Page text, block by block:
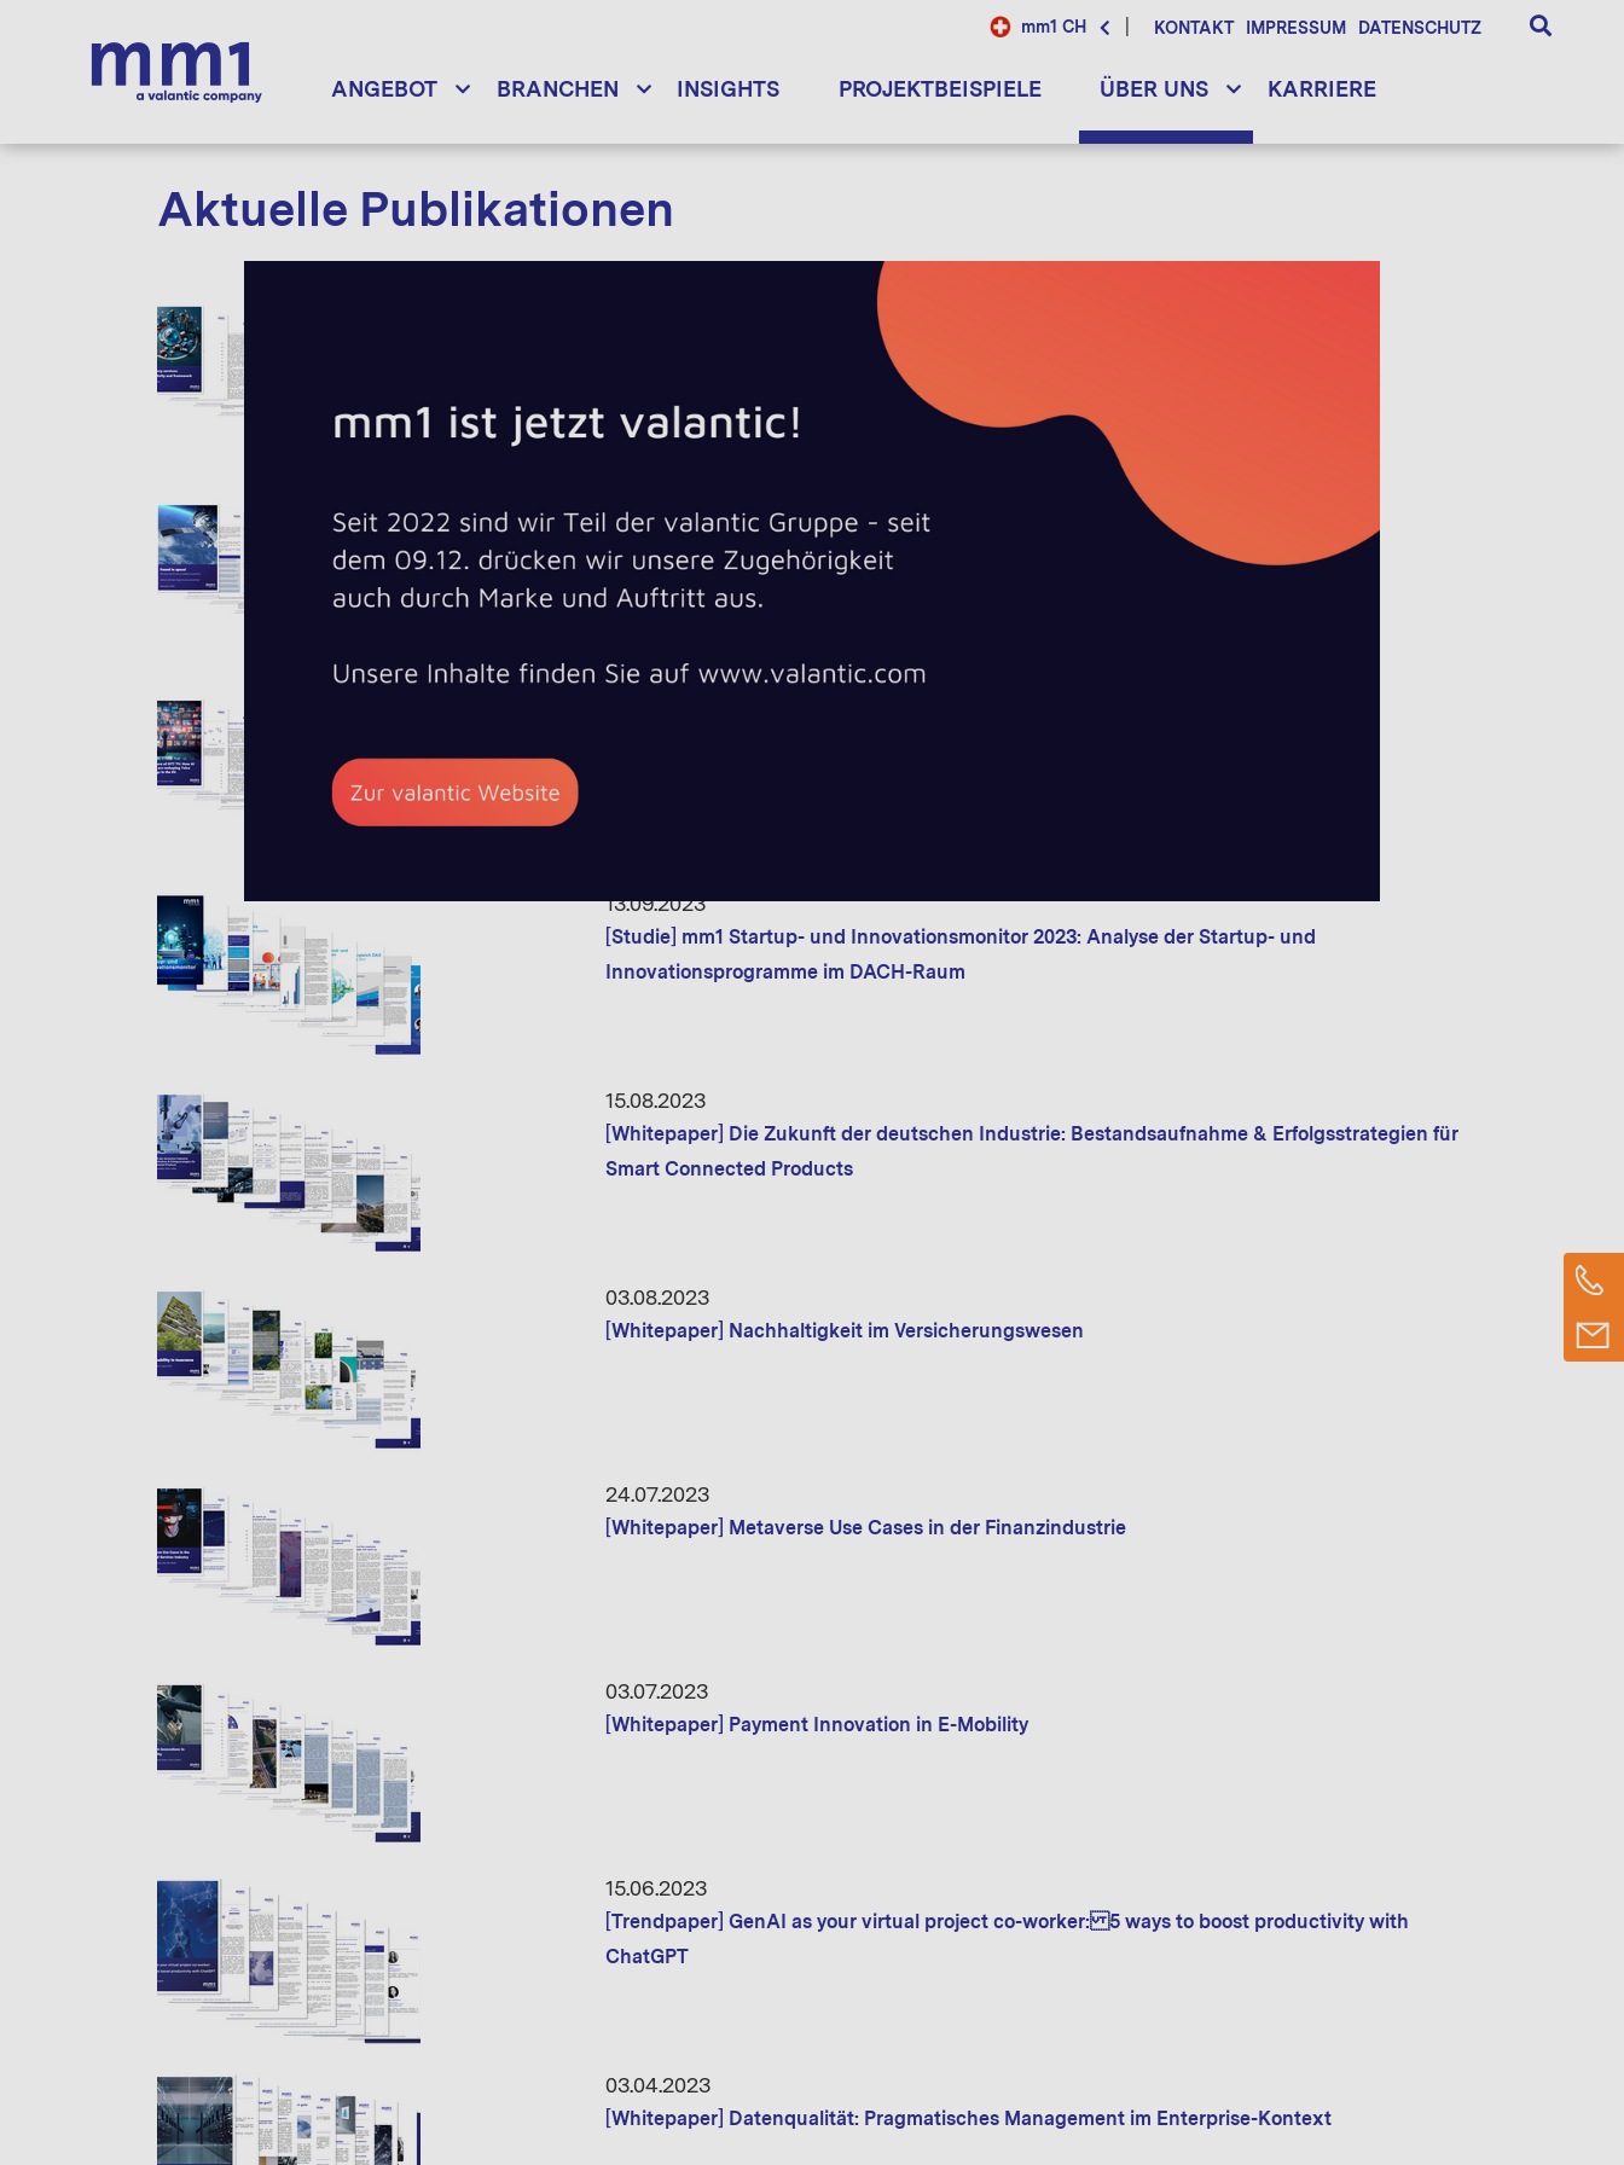
ANGEBOT BRANCHEN INSIGHTS PROJEKTBEISPIELE ÜBER UNS KARRIERE
mm1 CH KONTAKT IMPRESSUM DATENSCHUTZ
Aktuelle Publikationen
[Whitepaper] Emergency Services: Connectivity and framework
23.11.2023
[Whitepaper] Found in Space! - The why, how & what of satellite connectivity
13.09.2023
[Studie] mm1 Startup- und Innovationsmonitor 2023: Analyse der Startup- und
Innovationsprogramme im DACH-Raum
15.08.2023
[Whitepaper] Die Zukunft der deutschen Industrie: Bestandsaufnahme & Erfolgsstrategien für
Smart Connected Products
03.08.2023
[Whitepaper] Nachhaltigkeit im Versicherungswesen
24.07.2023
[Whitepaper] Metaverse Use Cases in der Finanzindustrie
03.07.2023
[Whitepaper] Payment Innovation in E-Mobility
15.06.2023
[Trendpaper] GenAI as your virtual project co-worker: 5 ways to boost productivity with
ChatGPT
03.04.2023
[Whitepaper] Datenqualität: Pragmatisches Management im Enterprise-Kontext